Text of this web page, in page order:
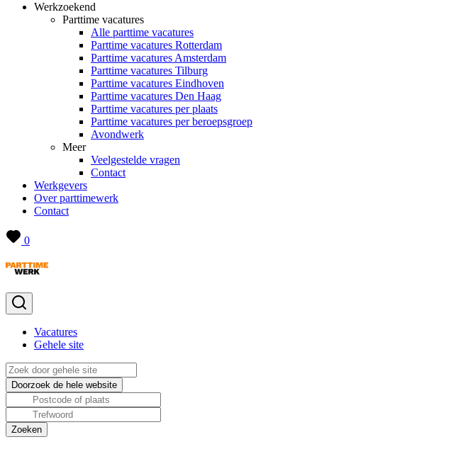
Werkzoekend
Parttime vacatures
Alle parttime vacatures
Parttime vacatures Rotterdam
Parttime vacatures Amsterdam
Parttime vacatures Tilburg
Parttime vacatures Eindhoven
Parttime vacatures Den Haag
Parttime vacatures per plaats
Parttime vacatures per beroepsgroep
Avondwerk
Meer
Veelgestelde vragen
Contact
Werkgevers
Over parttimewerk
Contact
0
Vacatures
Gehele site